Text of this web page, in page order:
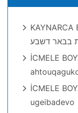
KAYNARCA
בבאר דשבע
İCMELE
İCMELE
ugeibadevo